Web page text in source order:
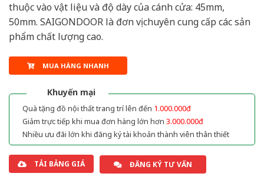
thuộc vào vật liệu và độ dày của cánh cửa: 45mm,
50mm. SAIGONDOOR là đơn vị chuyên cung cấp các sản
phẩm chất lượng cao.
MUA HÀNG NHANH
Khuyến mại
Quà tặng đồ nội thất trang trí lên đến 1.000.000đ
Giảm trực tiếp khi mua đơn hàng lớn hơn 3.000.000đ
Nhiều ưu đãi lớn khi đăng ký tài khoản thành viên thân thiết
TẢI BẢNG GIÁ ĐĂNG KÝ TƯ VẤN